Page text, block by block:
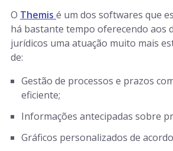
O Themis é um dos softwares que
há bastante tempo oferecendo aos
jurídicos uma atuação muito mais
de:
Gestão de processos e prazos
eficiente;
Informações antecipadas sobre
Gráficos personalizados de